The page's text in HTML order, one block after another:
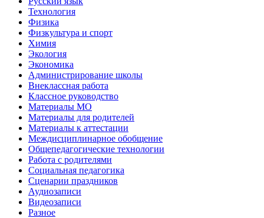
Технология
Физика
Физкультура и спорт
Химия
Экология
Экономика
Администрирование школы
Внеклассная работа
Классное руководство
Материалы МО
Материалы для родителей
Материалы к аттестации
Междисциплинарное обобщение
Общепедагогические технологии
Работа с родителями
Социальная педагогика
Сценарии праздников
Аудиозаписи
Видеозаписи
Разное